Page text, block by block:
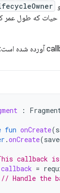
حیات که طول عمر
:
fun onCreate(
.onCreate(
callback is
callback =
// Handle the